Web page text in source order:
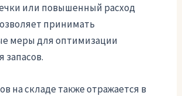
или повышенный расход
принимать
меры для оптимизации
запасов.
на складе также отражается в